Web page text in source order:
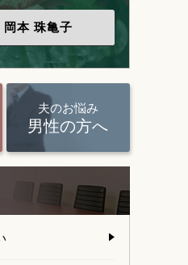
岡本 珠亀子
夫のお悩み
男性の方へ